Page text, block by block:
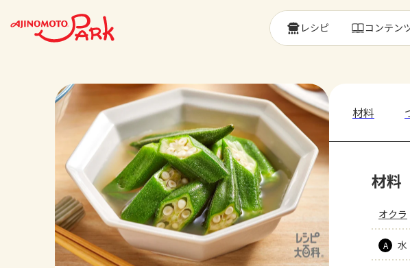
レシピ コンテン
材料
材料
オクラ
A 水